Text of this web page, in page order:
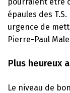
épaules des
urgence de
Pierre-Paul
Plus heureux
Le niveau de